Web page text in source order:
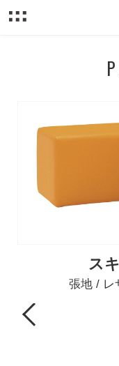
Previous
ス
張地 / レ